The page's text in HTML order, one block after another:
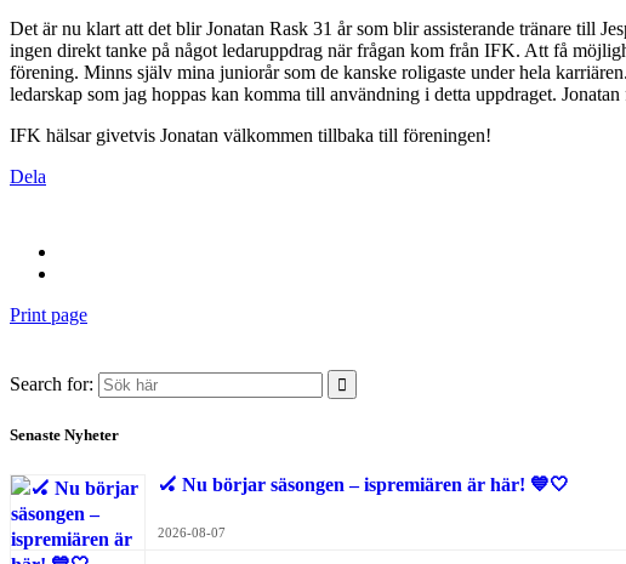
Det är nu klart att det blir Jonatan Rask 31 år som blir assisterande tränare till
ingen direkt tanke på något ledaruppdrag när frågan kom från IFK. Att få
förening. Minns själv mina juniorår som de kanske roligaste under hela
ledarskap som jag hoppas kan komma till användning i detta uppdraget.
IFK hälsar givetvis Jonatan välkommen tillbaka till föreningen!
Dela
Print page
Search for:
Senaste Nyheter
🏑 Nu börjar säsongen – ispremiären är här! 💙🤍
2026-08-07